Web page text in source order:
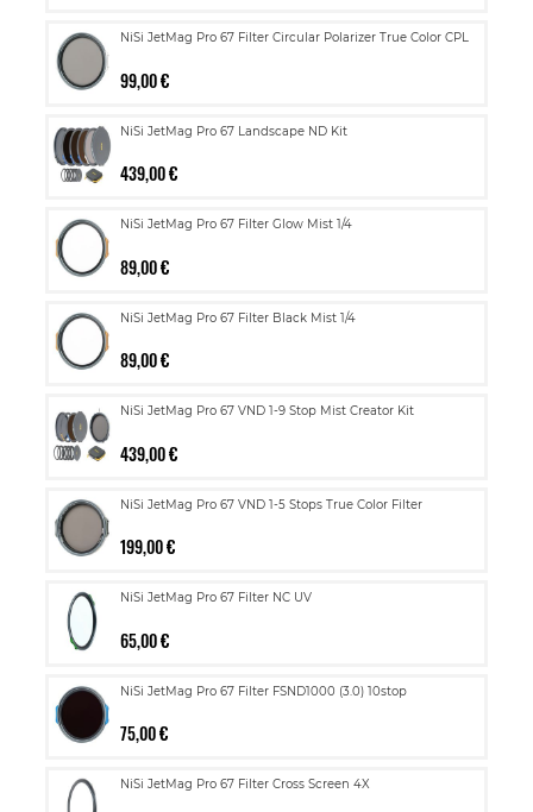
NiSi JetMag Pro 67 Filter Circular Polarizer True Color CPL
99,00 €
NiSi JetMag Pro 67 Landscape ND Kit
439,00 €
NiSi JetMag Pro 67 Filter Glow Mist 1/4
89,00 €
NiSi JetMag Pro 67 Filter Black Mist 1/4
89,00 €
NiSi JetMag Pro 67 VND 1-9 Stop Mist Creator Kit
439,00 €
NiSi JetMag Pro 67 VND 1-5 Stops True Color Filter
199,00 €
NiSi JetMag Pro 67 Filter NC UV
65,00 €
NiSi JetMag Pro 67 Filter FSND1000 (3.0) 10stop
75,00 €
NiSi JetMag Pro 67 Filter Cross Screen 4X